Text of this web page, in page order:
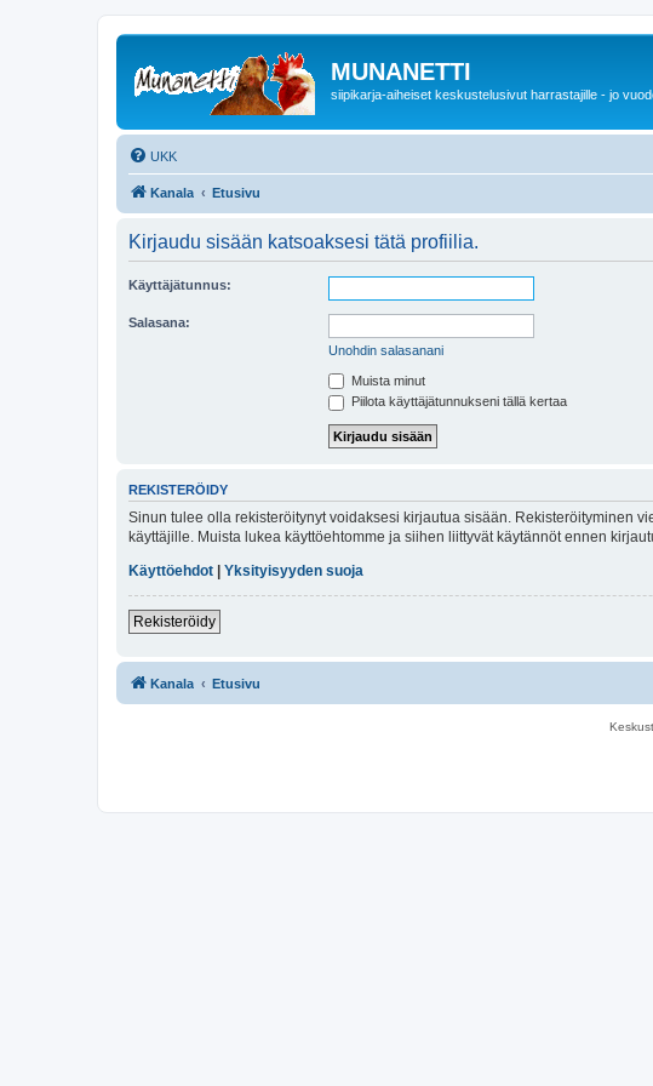
MUNANETTI
siipikarja-aiheiset keskustelusivut harrastajille - jo
UKK
Kanala Etusivu
Kirjaudu sisään katsoaksesi tätä profiilia.
Käyttäjätunnus:
Salasana:
Unohdin salasanani
Muista minut
Piilota käyttäjätunnukseni tällä kertaa
REKISTERÖIDY
Sinun tulee olla rekisteröitynyt voidaksesi kirjautua sisään. Rekisteröityminen
käyttäjille. Muista lukea käyttöehtomme ja siihen liittyvät käytännöt ennen
Käyttöehdot
Yksityisyyden suoja
Rekisteröidy
Kanala Etusivu